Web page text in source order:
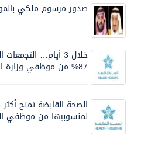
صدور مرسوم ملكي بالموافقة
خلال 3 أيام… التجمعات
87% من موظفي وزارة الصحة لعروض الانتقال
الصحة القابضة تمنح أكثر من
لمنسوبيها من موظفي الخدمة